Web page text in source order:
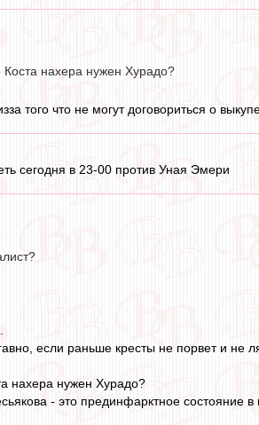
нахера нужен Хурадо?
того что не могут договориться о
сегодня в 23-00 против Уная Эмери
если раньше кресты не порвет и не
нахера нужен Хурадо?
- это прединфарктное состояние в